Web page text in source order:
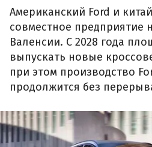
Американский Ford и
совместное предприятие
Валенсии. С 2028 года
выпускать новые
при этом производство
продолжится без